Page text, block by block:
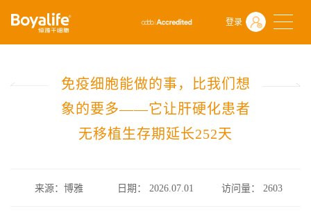
登录
首页 什么是干细胞
前沿动态
免疫细胞能做的事，比我们想象的要多——它让肝硬化患者无移植生
免疫细胞能做的事，比我们想
象的要多——它让肝硬化患者
无移植生存期延长252天
来源：博雅 日期： 2026.07.01 访问量：2603